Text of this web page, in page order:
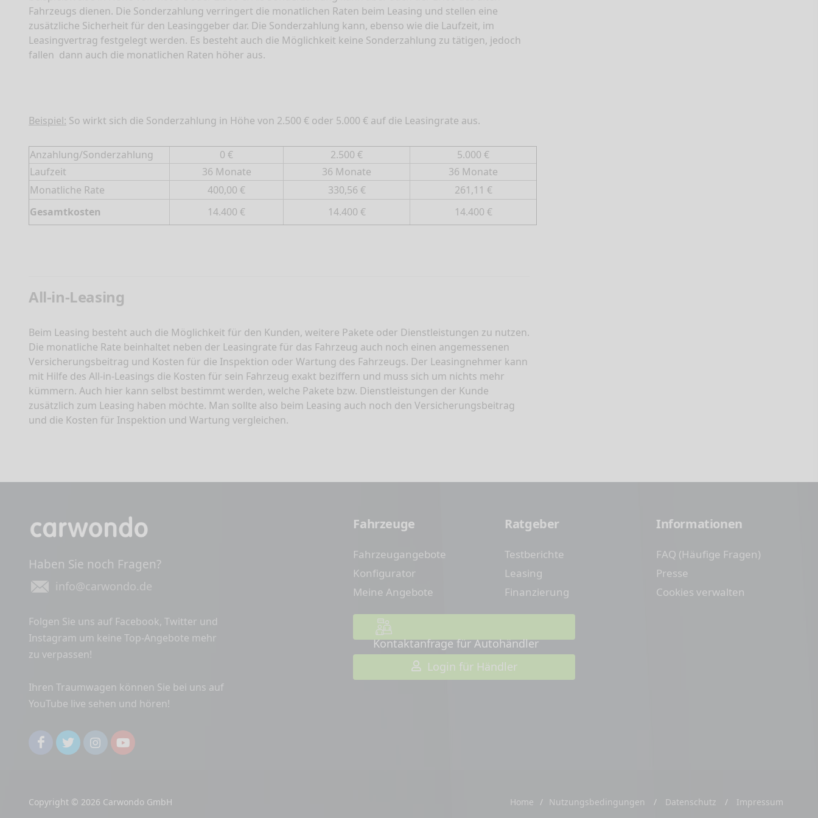
Fahrzeugs dienen. Die Sonderzahlung verringert die monatlichen Raten beim Leasing und stellen eine
zusätzliche Sicherheit für den Leasinggeber dar. Die Sonderzahlung kann, ebenso wie die Laufzeit, im
Leasingvertrag festgelegt werden. Es besteht auch die Möglichkeit keine Sonderzahlung zu tätigen, jedoch
fallen dann auch die monatlichen Raten höher aus.
Beispiel: So wirkt sich die Sonderzahlung in Höhe von 2.500 € oder 5.000 € auf die Leasingrate aus.
Anzahlung/Sonderzahlung 0 € 2.500 €
5.000 €
Laufzeit
36 Monate 36 Monate
36 Monate
Monatliche Rate
400,00 € 330,56 €
261,11 €
Gesamtkosten
14.400 € 14.400 € 14.400 €
All-in-Leasing
Beim Leasing besteht auch die Möglichkeit für den Kunden, weitere Pakete oder Dienstleistungen zu nutzen.
Die monatliche Rate beinhaltet neben der Leasingrate für das Fahrzeug auch noch einen angemessenen
Versicherungsbeitrag und Kosten für die Inspektion oder Wartung des Fahrzeugs. Der Leasingnehmer kann
mit Hilfe des All-in-Leasings die Kosten für sein Fahrzeug exakt beziffern und muss sich um nichts mehr
kümmern. Auch hier kann selbst bestimmt werden, welche Pakete bzw. Dienstleistungen der Kunde
zusätzlich zum Leasing haben möchte. Man sollte also beim Leasing auch noch den Versicherungsbeitrag
und die Kosten für Inspektion und Wartung vergleichen.
Haben Sie noch Fragen?
info@carwondo.de
Folgen Sie uns auf Facebook, Twitter und
Instagram um keine Top-Angebote mehr
zu verpassen!
Ihren Traumwagen können Sie bei uns auf
YouTube live sehen und hören!
Fahrzeuge
Fahrzeugangebote
Konfigurator
Meine Angebote
Ratgeber
Testberichte
Leasing
Finanzierung
Informationen
FAQ (Häufige Fragen)
Presse
Cookies verwalten
Kontaktanfrage für Autohändler
Login für Händler
Copyright © 2026 Carwondo GmbH Home / Nutzungsbedingungen / Datenschutz / Impressum